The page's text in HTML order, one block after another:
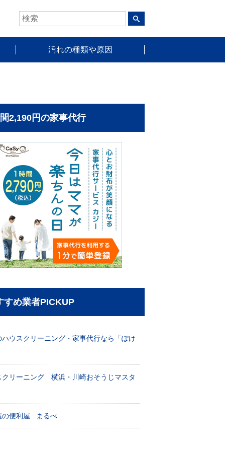
汚れの種類や原因
2,190円の家事代行
すめ業者PICKUP
ハウスクリーニング・家事代行なら「ぽけ
クリーニング 横浜・川崎おそうじマスタ
の便利屋 : まるべ